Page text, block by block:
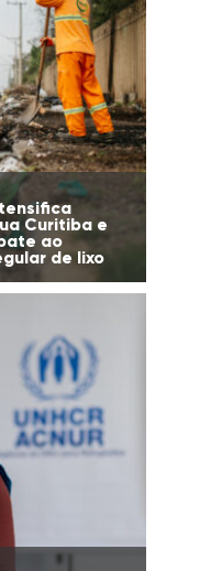
Curitiba e
ao
de lixo